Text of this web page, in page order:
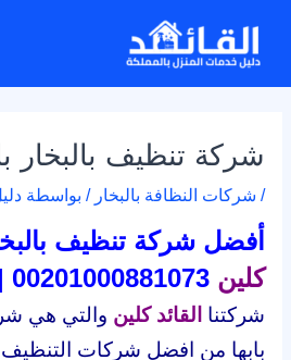
المحتوى
شركة تنظيف بالبخار
/ شركات النظافة بالبخار / بواسطة
أفضل شركة تنظيف
كلين
شركتنا القائد كلين والتي هي
بابها من افضل شركات التنظيف
navigation